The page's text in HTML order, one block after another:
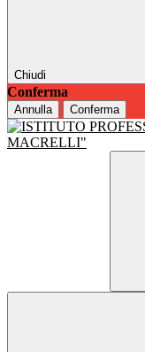
Chiudi
Conferma
Annulla Conferma